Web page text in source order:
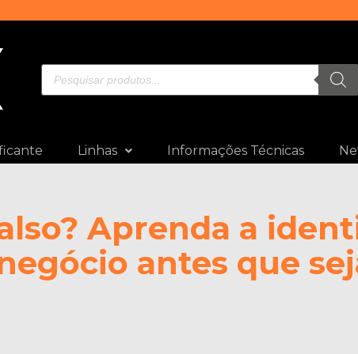
Linhas Informações Técnicas
Aprenda a
antes que